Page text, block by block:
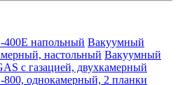
напольный Вакуумный
настольный Вакуумный
с газацией, двухкамерный
однокамерный, 2 планки